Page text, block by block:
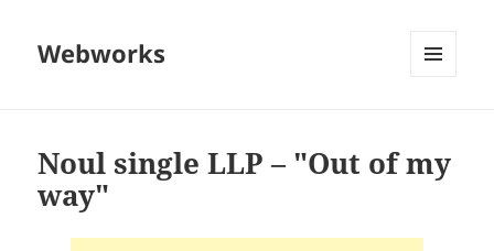
Webworks
Noul single LLP – "Out of my
way"